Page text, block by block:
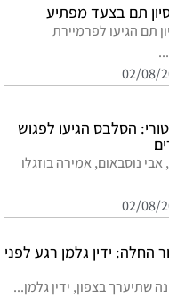
תם בצעד מפתיע
תם הגיעו לפרמיירת
02/08/
הסלבס הגיעו לפגוש
אבי נוסבאום, אמירה בוזגלו
02/08/
החלה: ידין גלמן רגע לפני
שתיערך בצפון, ידין גלמן...